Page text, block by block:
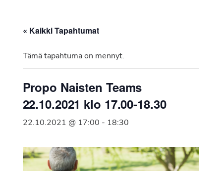
Ry
vuonna
Suomen
jäsenjärjestö.
« Kaikki Tapahtumat
Tämä tapahtuma on mennyt.
Propo Naisten Teams
22.10.2021 klo 17.00-18.30
22.10.2021 @ 17:00 - 18:30